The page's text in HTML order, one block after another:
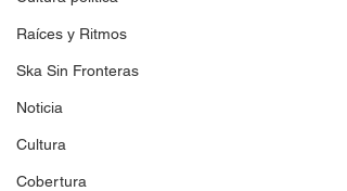
Raíces y Ritmos
Ska Sin Fronteras
Noticia
Cultura
Cobertura